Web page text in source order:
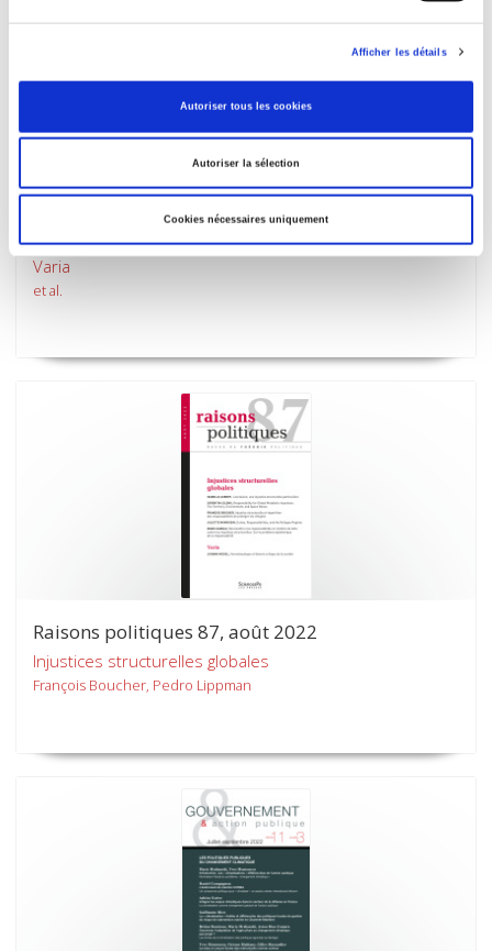
Afficher les détails
Autoriser tous les cookies
Autoriser la sélection
Cookies nécessaires uniquement
Sociétés contemporaines 126, 2022
Varia
et al.
Raisons politiques 87, août 2022
Injustices structurelles globales
François Boucher, Pedro Lippman